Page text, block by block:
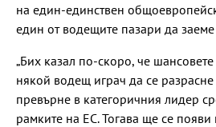
на един-единствен
един от водещите пазари да
„Бих казал по-скоро, че
някой водещ играч да се
превърне в категоричния лидер
рамките на ЕС. Тогава ще се